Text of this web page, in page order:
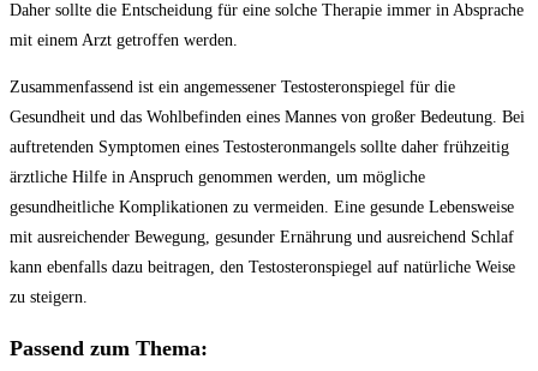
Daher sollte die Entscheidung für eine solche Therapie immer in Absprache
mit einem Arzt getroffen werden.
Zusammenfassend ist ein angemessener Testosteronspiegel für die
Gesundheit und das Wohlbefinden eines Mannes von großer Bedeutung. Bei
auftretenden Symptomen eines Testosteronmangels sollte daher frühzeitig
ärztliche Hilfe in Anspruch genommen werden, um mögliche
gesundheitliche Komplikationen zu vermeiden. Eine gesunde Lebensweise
mit ausreichender Bewegung, gesunder Ernährung und ausreichend Schlaf
kann ebenfalls dazu beitragen, den Testosteronspiegel auf natürliche Weise
zu steigern.
Passend zum Thema: